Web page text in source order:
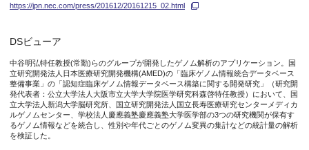
図1
今後の展開
両者は、引き続き秘密計算をゲノム解析に適用する検証を進め
同時に、同技術をより広く活用することにより個人の生活情報
https://jpn.nec.com/press/201612/20161215_02.html
DSビューア
中谷明弘特任教授(常勤)らのグループが開発したゲノム解析のアプリケーション。国
立研究開発法人日本医療研究開発機構(AMED)の「臨床ゲノム情報統合データベース
整備事業」の「認知症臨床ゲノム情報データベース構築に関する開発研究」（研究開
発代表者：公立大学法人大阪市立大学大学院医学研究科森啓特任教授）において、国
立大学法人新潟大学脳研究所、国立研究開発法人国立長寿医療研究センターメディカ
ルゲノムセンター、学校法人慶應義塾慶應義塾大学医学部の3つの研究機関が保有す
るゲノム情報などを統合し、性別や年代ごとのゲノム変異の集計などの統計量の解析
を検証した。